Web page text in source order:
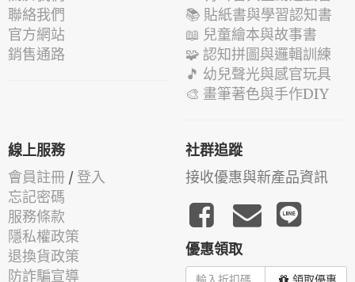
聯絡我們
官方網站
銷售通路
📚 貼紙書與學習認知書
📖 兒童繪本與故事書
🧩 認知拼圖與邏輯訓練
🎵 幼兒聲光與感官玩具
🎨 畫筆著色與手作DIY
線上服務
會員註冊 / 登入
忘記密碼
服務條款
隱私權政策
退換貨政策
防詐騙宣導
社群追蹤
接收優惠與新產品資訊
優惠領取